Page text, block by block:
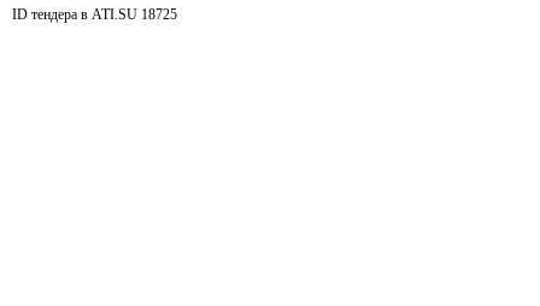
ID тендера в ATI.SU 18725